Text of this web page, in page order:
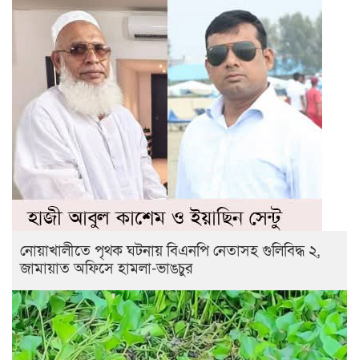
নোয়াখালীতে পৃথক ঘটনায় বিএনপি নেতাসহ গুলিবিদ্ধ ২,
জামায়াত অফিসে হামলা-ভাঙচুর